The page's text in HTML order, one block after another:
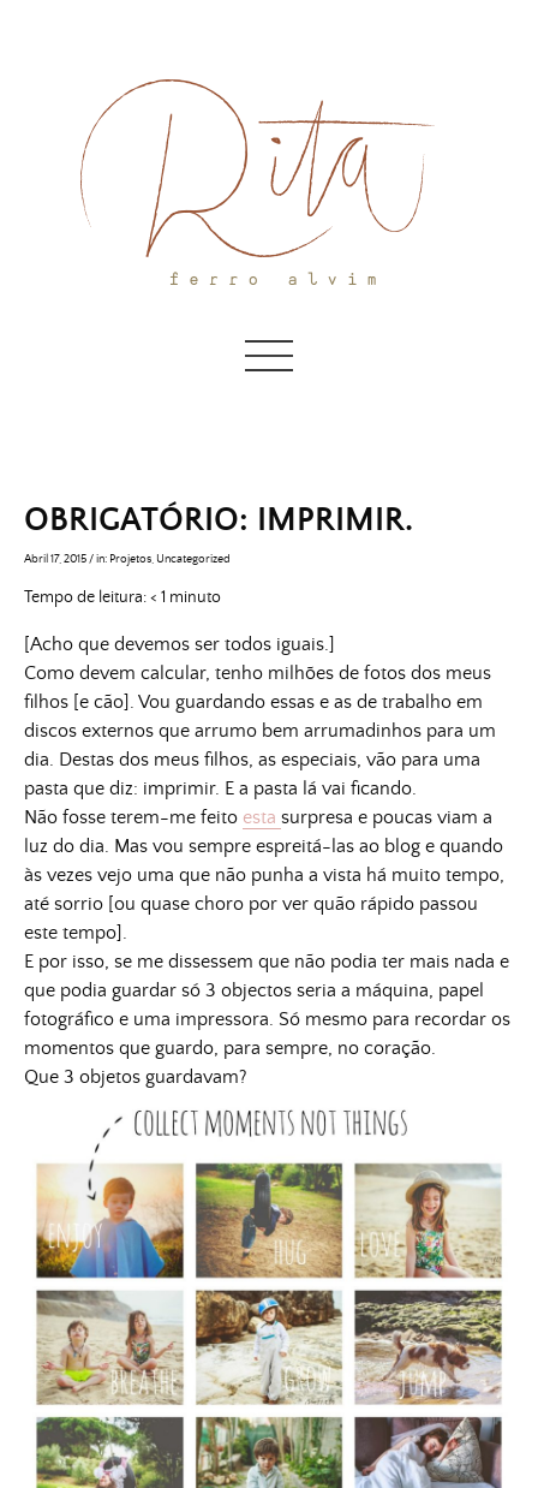
OBRIGATÓRIO: IMPRIMIR.
Abril 17, 2015/in: Projetos Uncategorized
Tempo de leitura:< 1 minuto
[Acho que devemos ser todos iguais.]
Como devem calcular, tenho milhões de fotos dos meus
filhos [e cão]. Vou guardando essas e as de trabalho em
discos externos que arrumo bem arrumadinhos para um
dia. Destas dos meus filhos, as especiais, vão para uma
pasta que diz: imprimir. E a pasta lá vai ficando.
Não fosse terem-me feito esta surpresa e poucas viam a
luz do dia. Mas vou sempre espreitá-las ao blog e quando
às vezes vejo uma que não punha a vista há muito tempo,
até sorrio [ou quase choro por ver quão rápido passou
este tempo].
E por isso, se me dissessem que não podia ter mais nada e
que podia guardar só 3 objectos seria a máquina, papel
fotográfico e uma impressora. Só mesmo para recordar os
momentos que guardo, para sempre, no coração.
Que 3 objetos guardavam?